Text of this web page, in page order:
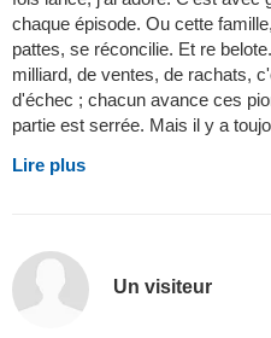
chaque épisode. Ou cette
pattes, se réconcilie. Et re
milliard, de ventes, de rachats,
d'échec ; chacun avance ces
partie est serrée. Mais il y a
Lire plus
Un visiteur